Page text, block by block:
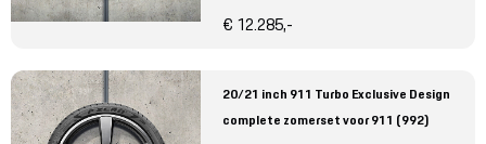
€ 12.285,-
20/21 inch 911 Turbo Exclusive Design
complete zomerset voor 911 (992)